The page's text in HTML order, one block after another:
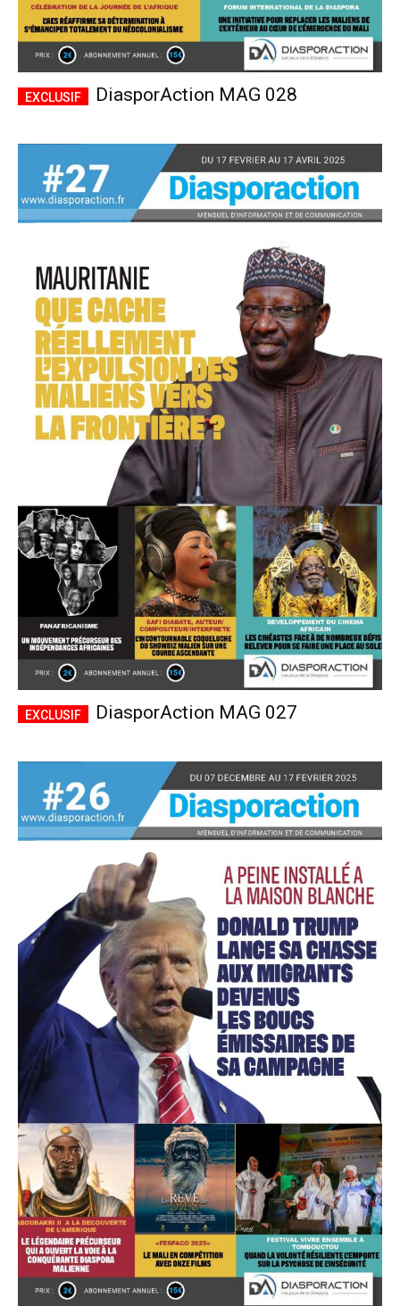
Plans d'abonnement
Accès gratuit
Gratuit /accès limité
Quelques articles
Annonces
Tous les articles
Le magazine
CHOISIR LE FORFAIT
DiasporAction MAG 028
DiasporAction MAG 027